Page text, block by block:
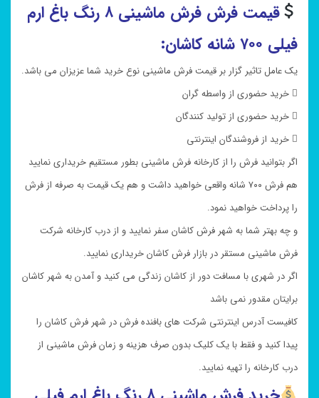
قیمت فرش فرش ماشینی ۸ رنگ باغ ارم
فیلی ۷۰۰ شانه کاشان:
یک عامل تاثیر گزار بر قیمت فرش ماشینی نوع خرید شما عزیزان می باشد.
 خرید حضوری از واسطه گران
 خرید حضوری از تولید کنندگان
 خرید از فروشندگان اینترنتی
اگر بتوانید فرش را از کارخانه فرش ماشینی بطور مستقیم خریداری نمایید
هم فرش ۷۰۰ شانه واقعی خواهید داشت و هم یک قیمت به صرفه از فرش
را پرداخت خواهید نمود.
و چه بهتر شما به شهر فرش کاشان سفر نمایید و از درب کارخانه شرکت
فرش ماشینی مستقر در بازار فرش کاشان خریداری نمایید.
اگر در شهری با مسافت دور از کاشان زندگی می کنید و آمدن به شهر کاشان
برایتان مقدور نمی باشد
کافیست آدرس اینترنتی شرکت های بافنده فرش در شهر فرش کاشان را
پیدا کنید و فقط با یک کلیک بدون صرف هزینه و زمان فرش ماشینی از
درب کارخانه را تهیه نمایید.